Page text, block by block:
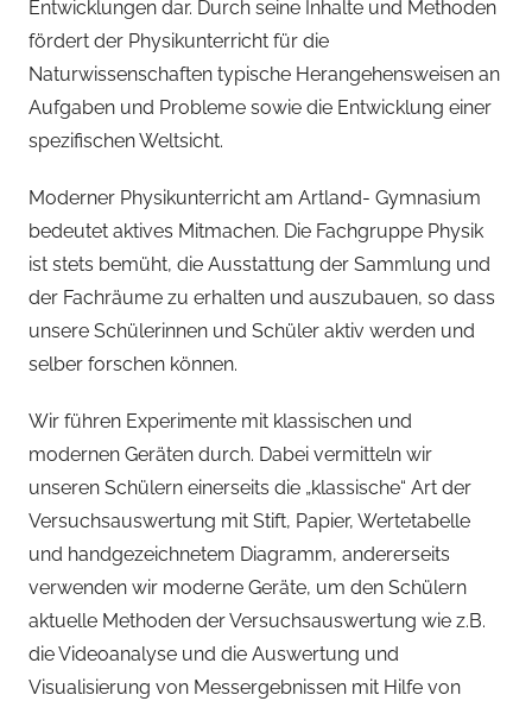
Entwicklungen dar. Durch seine Inhalte und Methoden
fördert der Physikunterricht für die
Naturwissenschaften typische Herangehensweisen an
Aufgaben und Probleme sowie die Entwicklung einer
spezifischen Weltsicht.
Moderner Physikunterricht am Artland- Gymnasium
bedeutet aktives Mitmachen. Die Fachgruppe Physik
ist stets bemüht, die Ausstattung der Sammlung und
der Fachräume zu erhalten und auszubauen, so dass
unsere Schülerinnen und Schüler aktiv werden und
selber forschen können.
Wir führen Experimente mit klassischen und
modernen Geräten durch. Dabei vermitteln wir
unseren Schülern einerseits die „klassische“ Art der
Versuchsauswertung mit Stift, Papier, Wertetabelle
und handgezeichnetem Diagramm, andererseits
verwenden wir moderne Geräte, um den Schülern
aktuelle Methoden der Versuchsauswertung wie z.B.
die Videoanalyse und die Auswertung und
Visualisierung von Messergebnissen mit Hilfe von